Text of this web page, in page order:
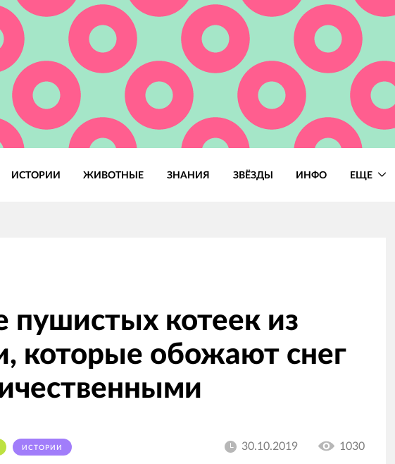
ИСТОРИИ ЖИВОТНЫЕ ЗНАНИЯ ЗВЁЗДЫ ИНФО ЕЩЕ
пушистых котеек из
которые обожают снег
ИСТОРИИ 30.10.2019 1030